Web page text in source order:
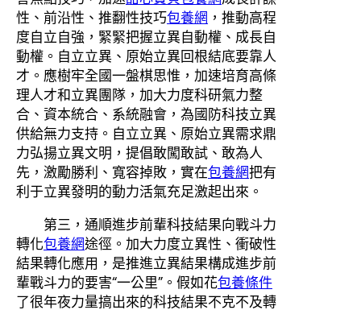
性、前沿性、推翻性技巧包養網 ，推動高程
度自立自強，緊緊把握立異自動權、成長自
動權。自立立異、原始立異回根結底要靠人
才。應樹牢全國一盤棋思惟，加速培育高條
理人才和立異團隊，加大力度科研氣力整
合、資本統合、系統融會，為國防科技立異
供給無力支持。自立立異、原始立異需求鼎
力弘揚立異文明，提倡敢闖敢試、敢為人
先，激勵勝利、寬容掉敗，實在包養網把有
利于立異發明的動力活氣充足激起出來。
第三，通順進步前輩科技結果向戰斗力
轉化包養網途徑。加大力度立異性、衝破性
結果轉化應用，是推進立異結果構成進步前
輩戰斗力的要害“一公里”。假如花包養條件
了很年夜力量搞出來的科技結果不克不及轉